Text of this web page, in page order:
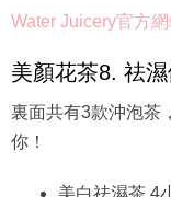
Water Juicery官方
美顏花茶8. 祛
裏面共有3款沖泡茶
你！